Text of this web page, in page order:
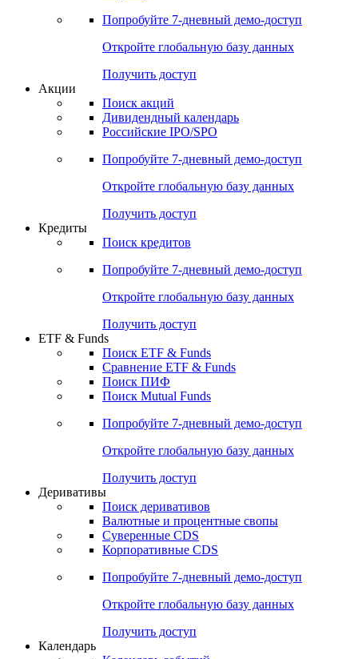
Попробуйте 7-дневный демо-доступ
Откройте глобальную базу данных
Получить доступ
Акции
Поиск акций
Дивидендный календарь
Российские IPO/SPO
Попробуйте 7-дневный демо-доступ
Откройте глобальную базу данных
Получить доступ
Кредиты
Поиск кредитов
Попробуйте 7-дневный демо-доступ
Откройте глобальную базу данных
Получить доступ
ETF & Funds
Поиск ETF & Funds
Сравнение ETF & Funds
Поиск ПИФ
Поиск Mutual Funds
Попробуйте 7-дневный демо-доступ
Откройте глобальную базу данных
Получить доступ
Деривативы
Поиск деривативов
Валютные и процентные свопы
Суверенные CDS
Корпоративные CDS
Попробуйте 7-дневный демо-доступ
Откройте глобальную базу данных
Получить доступ
Календарь